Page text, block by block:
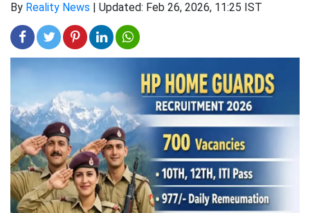
By Reality News | Updated: Feb 26, 2026, 11:25 IST